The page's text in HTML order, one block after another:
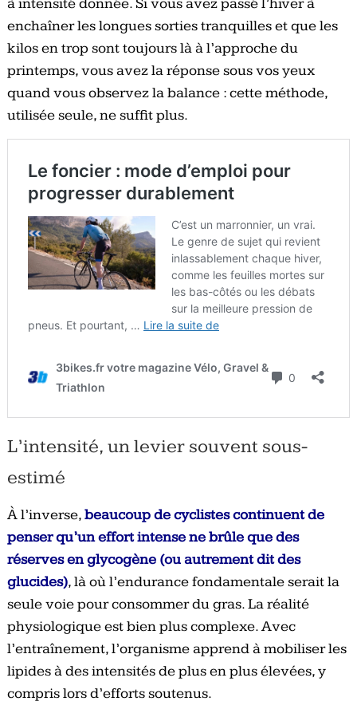
enchaîner les longues sorties tranquilles et que les
kilos en trop sont toujours là à l’approche du
printemps, vous avez la réponse sous vos yeux
quand vous observez la balance : cette méthode,
utilisée seule, ne suffit plus.
L’intensité, un levier souvent sous-
estimé
À l’inverse,beaucoup de cyclistes continuent de
penser qu’un effort intense ne brûle que des
réserves en glycogène (ou autrement dit des
glucides), là où l’endurance fondamentale serait la
seule voie pour consommer du gras. La réalité
physiologique est bien plus complexe. Avec
l’entraînement, l’organisme apprend à mobiliser les
lipides à des intensités de plus en plus élevées, y
compris lors d’efforts soutenus.